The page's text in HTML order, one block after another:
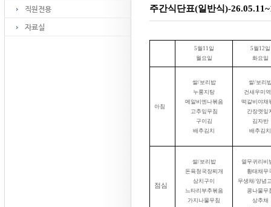
주간식단표(일반식)-
5 월 11일
월요일
5 월 12일
화요일
아침
쌀/보리밥
누룽지탕
메알비엔나볶음
고추잎무침
구이김
배추김치
쌀/보리
건새우미
떡갈비야채
간장깻잎
김자반
배추김치
점심
쌀/보리밥
돈육청국장찌개
삼치구이
느타리부추볶음
가지나물무침
열무귀리비
황태채무
무생채/양념
콩나물무
상추채